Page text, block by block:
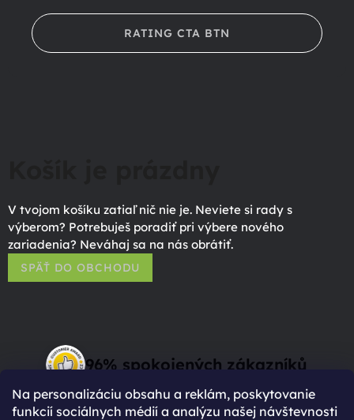
Na personalizáciu obsahu a reklám, poskytovanie
funkcií sociálnych médií a analýzu našej návštevnosti
RATING CTA BTN
V tvojom košíku zatiaľ nič nie je. Neviete si rady s
výberom? Potrebuješ poradiť pri výbere nového
zariadenia? Neváhaj sa na nás obrátiť.
SPÄŤ DO OBCHODU
96% spokojených zákazníků
(Based on 2750 Reviews)